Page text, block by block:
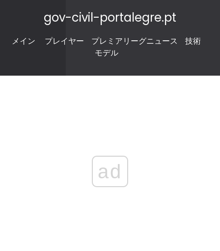
gov-civil-portalegre.pt
メイン プレイヤー プレミアリーグニュース
技術
モデル
ad